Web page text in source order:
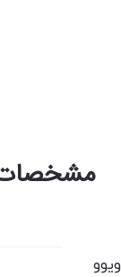
مشخصات
ویوو